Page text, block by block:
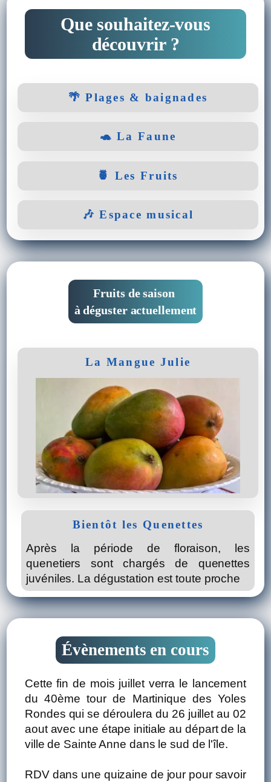
Que souhaitez-vous
découvrir ?
🌴 Plages & baignades
🐢 La Faune
🍍 Les Fruits
🎶 Espace musical
Fruits de saison
à déguster actuellement
La Mangue Julie
Bientôt les Quenettes
Après la période de floraison, les
quenetiers sont chargés de quenettes
juvéniles. La dégustation est toute proche
Évènements en cours
Cette fin de mois juillet verra le lancement
du 40ème tour de Martinique des Yoles
Rondes qui se déroulera du 26 juillet au 02
aout avec une étape initiale au départ de la
ville de Sainte Anne dans le sud de l'île.
RDV dans une quizaine de jour pour savoir